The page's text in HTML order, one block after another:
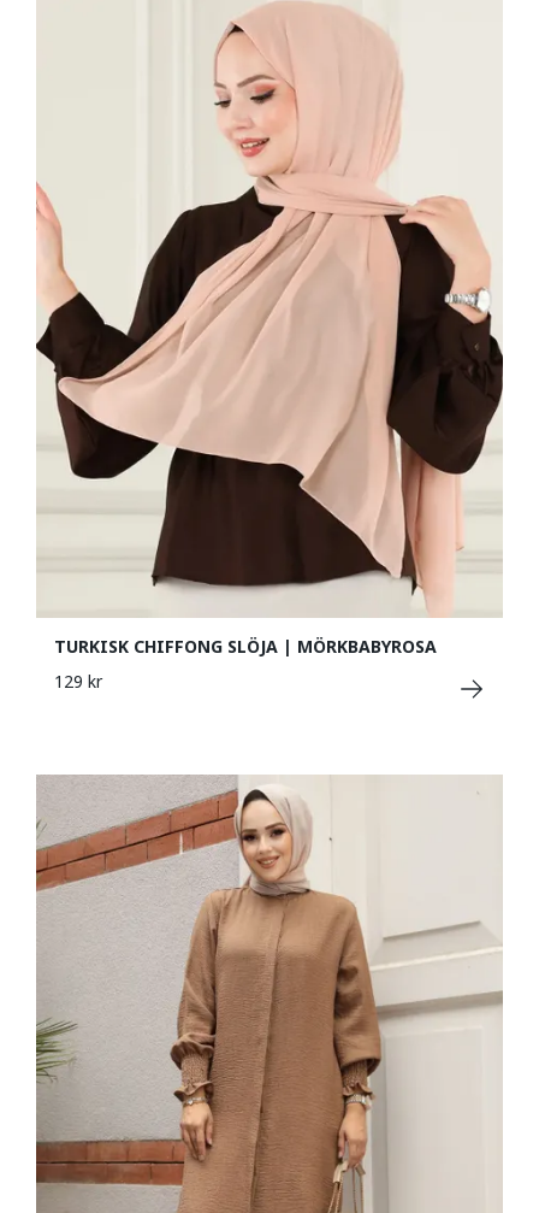
TURKISK CHIFFONG SLÖJA | MÖRKBABYROSA
129 kr